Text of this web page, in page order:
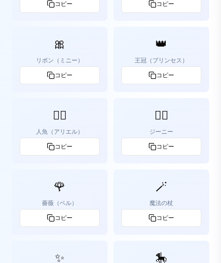
コピー コピー
🎀
リボン（ミニー）
コピー
👑
王冠（プリンセス）
コピー
🧜‍♀️
人魚（アリエル）
コピー
🧞‍♂️
ジーニー
コピー
🌹
薔薇（ベル）
コピー
🪄
魔法の杖
コピー
✨ 🎠